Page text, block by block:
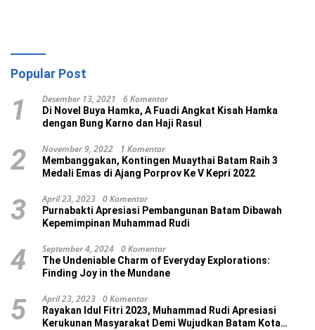
Popular Post
1 Desember 13, 2021 6 Komentar
Di Novel Buya Hamka, A Fuadi Angkat Kisah Hamka
dengan Bung Karno dan Haji Rasul
2 November 9, 2022 1 Komentar
Membanggakan, Kontingen Muaythai Batam Raih 3
Medali Emas di Ajang Porprov Ke V Kepri 2022
3 April 23, 2023 0 Komentar
Purnabakti Apresiasi Pembangunan Batam Dibawah
Kepemimpinan Muhammad Rudi
4 September 4, 2024 0 Komentar
The Undeniable Charm of Everyday Explorations:
Finding Joy in the Mundane
5 April 23, 2023 0 Komentar
Rayakan Idul Fitri 2023, Muhammad Rudi Apresiasi
Kerukunan Masyarakat Demi Wujudkan Batam Kota